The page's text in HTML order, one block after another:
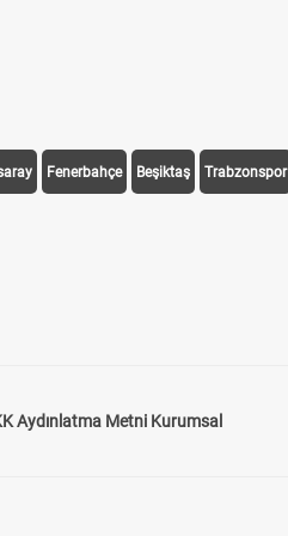
Fenerbahçe Beşiktaş Trabzonspor
Aydınlatma Metni Kurumsal